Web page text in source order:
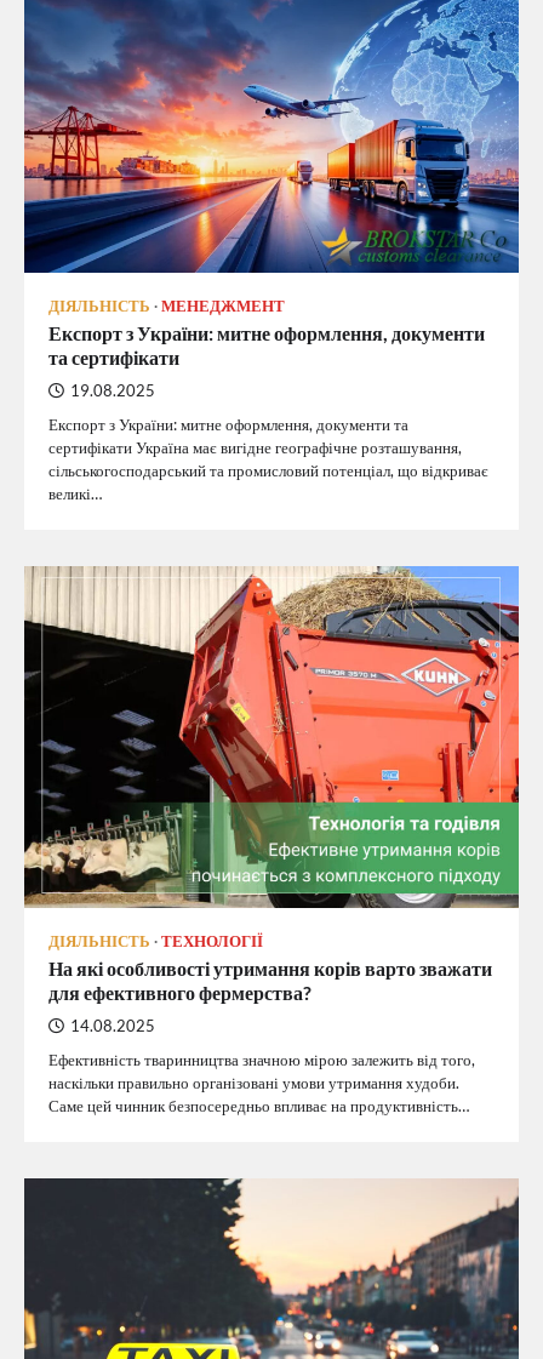
ДІЯЛЬНІСТЬ МЕНЕДЖМЕНТ
Експорт з України: митне оформлення, документи
та сертифікати
19.08.2025
Експорт з України: митне оформлення, документи та
сертифікати Україна має вигідне географічне розташування,
сільськогосподарський та промисловий потенціал, що відкриває
великі…
ДІЯЛЬНІСТЬ ТЕХНОЛОГІЇ
На які особливості утримання корів варто зважати
для ефективного фермерства?
14.08.2025
Ефективність тваринництва значною мірою залежить від того,
наскільки правильно організовані умови утримання худоби.
Саме цей чинник безпосередньо впливає на продуктивність…